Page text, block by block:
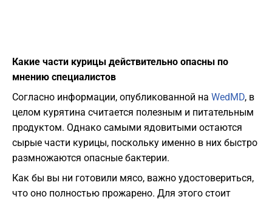
Какие части курицы действительно опасны по
мнению специалистов
Согласно информации, опубликованной на WedMD, в
целом курятина считается полезным и питательным
продуктом. Однако самыми ядовитыми остаются
сырые части курицы, поскольку именно в них быстро
размножаются опасные бактерии.
Как бы вы ни готовили мясо, важно удостовериться,
что оно полностью прожарено. Для этого стоит